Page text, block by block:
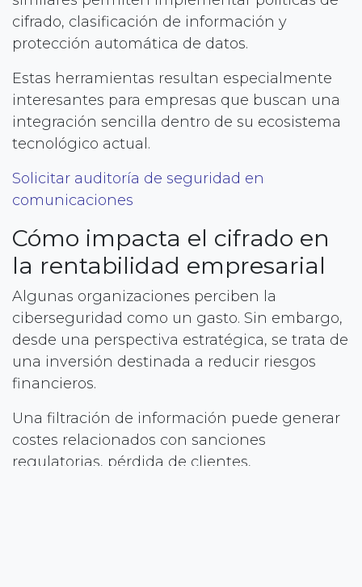
cifrado, clasificación de información y
protección automática de datos.
Estas herramientas resultan especialmente
interesantes para empresas que buscan una
integración sencilla dentro de su ecosistema
tecnológico actual.
Solicitar auditoría de seguridad en
comunicaciones
Cómo impacta el cifrado en
la rentabilidad empresarial
Algunas organizaciones perciben la
ciberseguridad como un gasto. Sin embargo,
desde una perspectiva estratégica, se trata de
una inversión destinada a reducir riesgos
financieros.
Una filtración de información puede generar
costes relacionados con sanciones
regulatorias, pérdida de clientes,